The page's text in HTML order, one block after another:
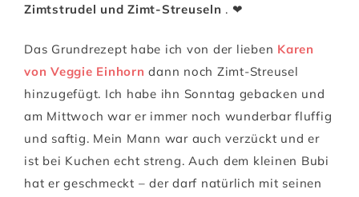
Zimtstrudel und Zimt-Streuseln . ❤
Das Grundrezept habe ich von der lieben Karen
von Veggie Einhorn dann noch Zimt-Streusel
hinzugefügt. Ich habe ihn Sonntag gebacken und
am Mittwoch war er immer noch wunderbar fluffig
und saftig. Mein Mann war auch verzückt und er
ist bei Kuchen echt streng. Auch dem kleinen Bubi
hat er geschmeckt – der darf natürlich mit seinen